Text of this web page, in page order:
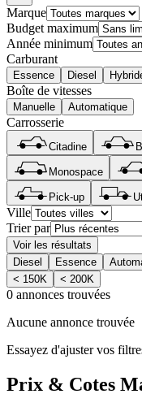
Marque
Budget maximum
Année minimum
Carburant
Essence Diesel
Boîte de vitesses
Manuelle Automatique
Carrosserie
Citadine
Monospace
Pick-up
Ville
Trier par
Voir les résultats
Diesel
Essence
< 150K
< 200K
0 annonces trouvées
Aucune annonce trouvée
Essayez d'ajuster vos
Prix & Cotes